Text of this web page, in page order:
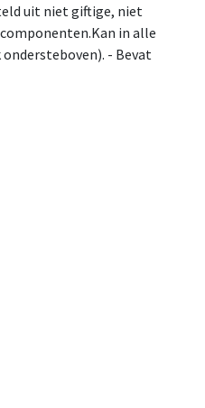
uit niet giftige, niet
in alle
- Bevat